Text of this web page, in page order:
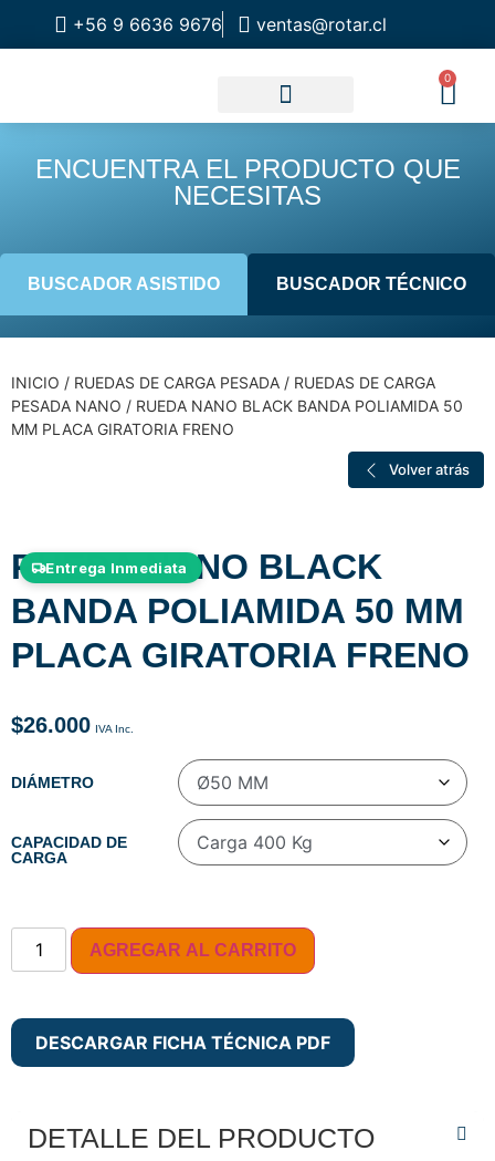
+56 9 6636 9676 ventas@rotar.cl
0
ENCUENTRA EL PRODUCTO QUE
NECESITAS
BUSCADOR ASISTIDO BUSCADOR TÉCNICO
INICIO / RUEDAS DE CARGA PESADA / RUEDAS DE CARGA
PESADA NANO / RUEDA NANO BLACK BANDA POLIAMIDA 50
MM PLACA GIRATORIA FRENO
Volver atrás
Entrega Inmediata
RUEDA NANO BLACK
BANDA POLIAMIDA 50 MM
PLACA GIRATORIA FRENO
$26.000
DIÁMETRO
CAPACIDAD DE
CARGA
AGREGAR AL CARRITO
DESCARGAR FICHA TÉCNICA PDF
DETALLE DEL PRODUCTO